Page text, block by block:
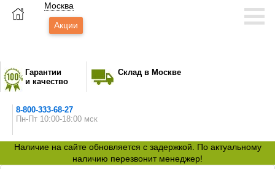
Москва
Акции
Гарантии
и качество
Склад в Москве
8-800-333-68-27
Пн-Пт 10:00-18:00 мск
Наличие на сайте обновляется с задержкой. По актуальному
наличию перезвонит менеджер!